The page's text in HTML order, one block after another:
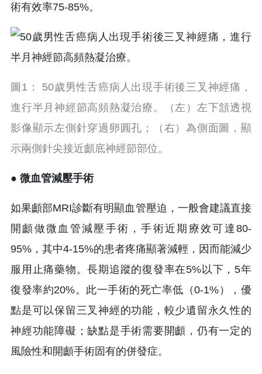
術有效率75-85%。
圖1： 50歲男性舌癌病人出現手術後三叉神經痛，
進行半月神經節高頻熱凝治療。（左）左下頷透視
影像顯示左側針穿過卵圓孔；（右）為側面圖，顯
示兩側針尖接近顱底神經節部位。
● 微血管減壓手術
如果顱部MRI診斷有明顯血管壓迫，一般會建議直接
開顱做微血管減壓手術，手術近期療效可達80-
95%，其中4-15%的患者疼痛顯著減輕，因而能減少
服用止痛藥物。長期追蹤的復發率在5%以下，5年
復發率約20%。此一手術的死亡率低（0-1%），優
點是可以保留三叉神經的功能，較少遺留永久性的
神經功能障礙；缺點是手術需要開顱，仍有一定的
風險性和開顱手術固有的併發症。